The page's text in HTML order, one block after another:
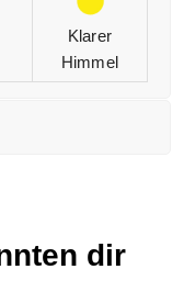
Klarer
Himmel
dir